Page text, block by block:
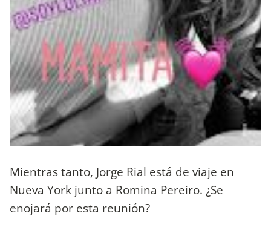
Mientras tanto, Jorge Rial está de viaje en
Nueva York junto a Romina Pereiro. ¿Se
enojará por esta reunión?